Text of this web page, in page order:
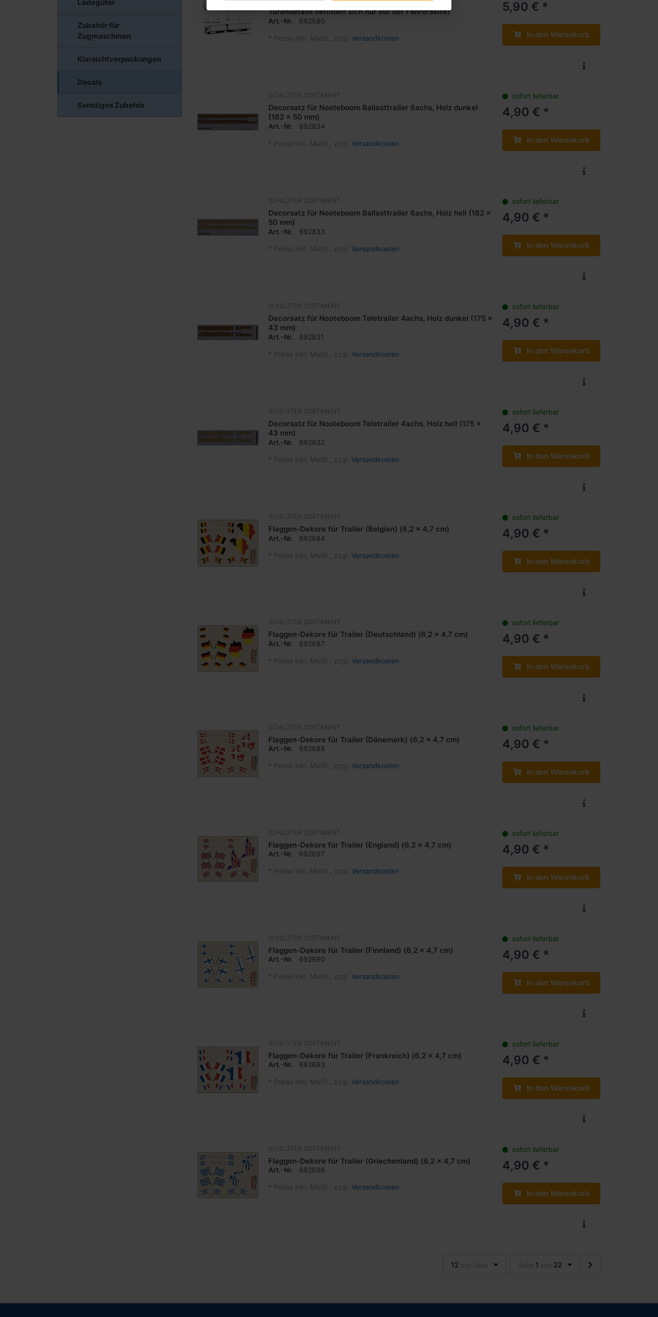
Ladegüter
Zubehör für
Zugmaschinen
Klarsichtverpackungen
Decals
Sonstiges Zubehör
Decal für Skandinavien-Gigaliner / Eurocombi (Die
Türendetails befinden sich nur auf der Fahrerseite)
Art.-Nr. 692580
* Preise inkl. MwSt., zzgl. Versandkosten
5,90 € *
In den Warenkorb
SCHLÜTER SORTIMENT
Decorsatz für Nooteboom Ballasttrailer 6achs, Holz dunkel
(182 x 50 mm)
Art.-Nr. 692834
* Preise inkl. MwSt., zzgl. Versandkosten
sofort lieferbar
4,90 € *
In den Warenkorb
SCHLÜTER SORTIMENT
Decorsatz für Nooteboom Ballasttrailer 6achs, Holz hell (182 x
50 mm)
Art.-Nr. 692833
* Preise inkl. MwSt., zzgl. Versandkosten
sofort lieferbar
4,90 € *
In den Warenkorb
SCHLÜTER SORTIMENT
Decorsatz für Nooteboom Teletrailer 4achs, Holz dunkel (175 x
43 mm)
Art.-Nr. 692831
* Preise inkl. MwSt., zzgl. Versandkosten
sofort lieferbar
4,90 € *
In den Warenkorb
SCHLÜTER SORTIMENT
Decorsatz für Nooteboom Teletrailer 4achs, Holz hell (175 x
43 mm)
Art.-Nr. 692832
* Preise inkl. MwSt., zzgl. Versandkosten
sofort lieferbar
4,90 € *
In den Warenkorb
SCHLÜTER SORTIMENT
Flaggen-Dekore für Trailer (Belgien) (6,2 x 4,7 cm)
Art.-Nr. 692684
* Preise inkl. MwSt., zzgl. Versandkosten
sofort lieferbar
4,90 € *
In den Warenkorb
SCHLÜTER SORTIMENT
Flaggen-Dekore für Trailer (Deutschland) (6,2 x 4,7 cm)
Art.-Nr. 692687
* Preise inkl. MwSt., zzgl. Versandkosten
sofort lieferbar
4,90 € *
In den Warenkorb
SCHLÜTER SORTIMENT
Flaggen-Dekore für Trailer (Dänemark) (6,2 x 4,7 cm)
Art.-Nr. 692688
* Preise inkl. MwSt., zzgl. Versandkosten
sofort lieferbar
4,90 € *
In den Warenkorb
SCHLÜTER SORTIMENT
Flaggen-Dekore für Trailer (England) (6,2 x 4,7 cm)
Art.-Nr. 692697
* Preise inkl. MwSt., zzgl. Versandkosten
sofort lieferbar
4,90 € *
In den Warenkorb
SCHLÜTER SORTIMENT
Flaggen-Dekore für Trailer (Finnland) (6,2 x 4,7 cm)
Art.-Nr. 692690
* Preise inkl. MwSt., zzgl. Versandkosten
sofort lieferbar
4,90 € *
In den Warenkorb
SCHLÜTER SORTIMENT
Flaggen-Dekore für Trailer (Frankreich) (6,2 x 4,7 cm)
Art.-Nr. 692693
* Preise inkl. MwSt., zzgl. Versandkosten
sofort lieferbar
4,90 € *
In den Warenkorb
SCHLÜTER SORTIMENT
Flaggen-Dekore für Trailer (Griechenland) (6,2 x 4,7 cm)
Art.-Nr. 692698
* Preise inkl. MwSt., zzgl. Versandkosten
sofort lieferbar
4,90 € *
In den Warenkorb
12 pro Seite Seite 1 von 22